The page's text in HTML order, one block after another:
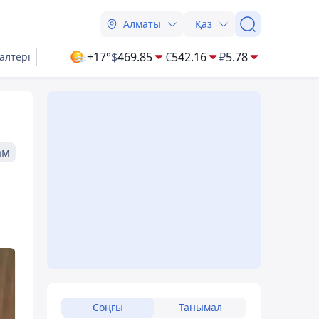
Алматы Қаз
+17°$469.85 €542.16 ₽5.78
Соңғы Танымал